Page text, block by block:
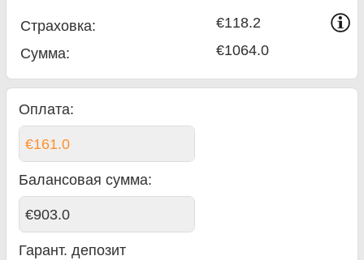
Страховка:
€118.2
Сумма: €1064.0
Оплата:
€161.0
Балансовая сумма:
€903.0
Гарант. депозит